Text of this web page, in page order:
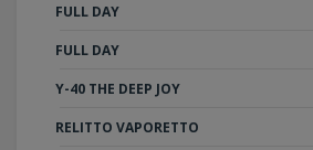
FULL DAY
FULL DAY
Y-40 THE DEEP JOY
RELITTO VAPORETTO